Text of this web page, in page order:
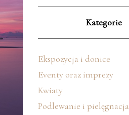
Kategorie
Ekspozycja i donice
Eventy oraz imprezy
Kwiaty
Podlewanie i pielęgnacja